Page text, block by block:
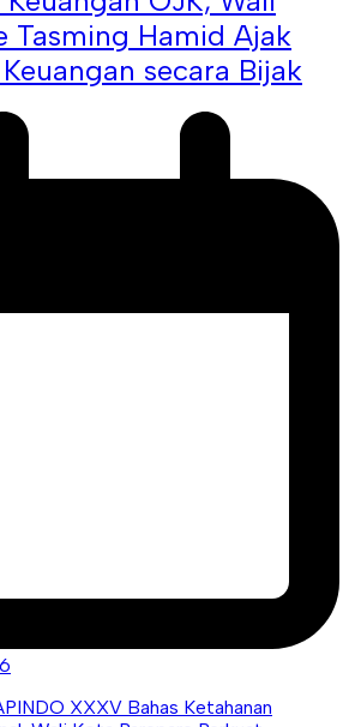
Tasming Hamid Ajak
secara Bijak